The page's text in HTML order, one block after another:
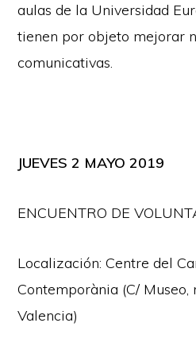
aulas de la Universidad
tienen por objeto mejorar
comunicativas.
JUEVES 2 MAYO 2019
ENCUENTRO DE
Localización: Centre del
Contemporània (C/ Museo,
Valencia)